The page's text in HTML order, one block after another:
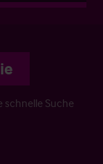
schnelle Suche